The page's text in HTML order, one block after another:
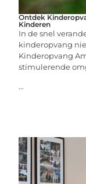
Ontdek
Kinderen
In de snel
kinderopvang
Kinderopvang
stimulerende
...